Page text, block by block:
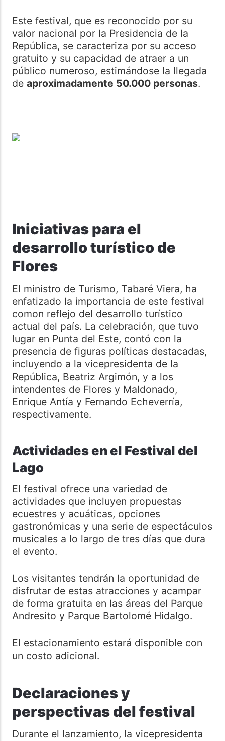
Este festival, que es reconocido por su
valor nacional por la Presidencia de la
República, se caracteriza por su acceso
gratuito y su capacidad de atraer a un
público numeroso, estimándose la llegada
de aproximadamente 50.000 personas.
Iniciativas para el
desarrollo turístico de
Flores
El ministro de Turismo, Tabaré Viera, ha
enfatizado la importancia de este festival
comon reflejo del desarrollo turístico
actual del país. La celebración, que tuvo
lugar en Punta del Este, contó con la
presencia de figuras políticas destacadas,
incluyendo a la vicepresidenta de la
República, Beatriz Argimón, y a los
intendentes de Flores y Maldonado,
Enrique Antía y Fernando Echeverría,
respectivamente.
Actividades en el Festival del
Lago
El festival ofrece una variedad de
actividades que incluyen propuestas
ecuestres y acuáticas, opciones
gastronómicas y una serie de espectáculos
musicales a lo largo de tres días que dura
el evento.
Los visitantes tendrán la oportunidad de
disfrutar de estas atracciones y acampar
de forma gratuita en las áreas del Parque
Andresito y Parque Bartolomé Hidalgo.
El estacionamiento estará disponible con
un costo adicional.
Declaraciones y
perspectivas del festival
Durante el lanzamiento, la vicepresidenta